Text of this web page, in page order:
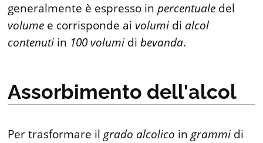
generalmente è espresso inpercentuale del
volume e corrisponde ai volumi di alcol
contenuti in 100 volumi dibevanda.
Assorbimento dell'alcol
Per trasformare il grado alcolico in grammi di